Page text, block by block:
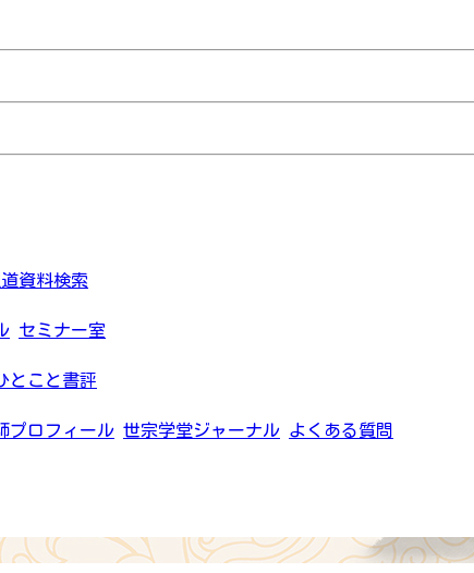
資料検索
セミナー室
とこと書評
プロフィール 世宗学堂ジャーナル よくある質問